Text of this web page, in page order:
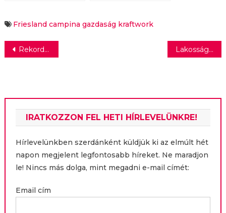
Friesland campina gazdaság kraftwork
Bejegyzés
Rekordra fut a sörfogyasztás? Lakossági cyberbiztosítási termékkel lépett piacra a Generali Biztosító
IRATKOZZON FEL HETI HÍRLEVELÜNKRE!
Hírlevelünkben szerdánként küldjük ki az elmúlt hét
napon megjelent legfontosabb híreket. Ne maradjon
le! Nincs más dolga, mint megadni e-mail címét:
Email cím